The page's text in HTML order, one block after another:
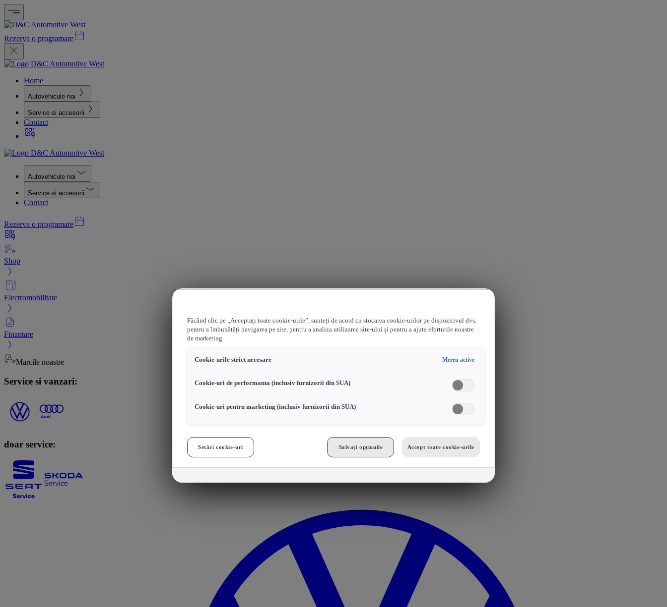
Rezerva o programare
Home
Autovehicule noi
Service si accesorii
Contact
Autovehicule noi
Service si accesorii
Contact
Rezerva o programare
Shop
Electromobilitate
Finantare
Marcile noastre
Service si vanzari:
doar service:
Făcând clic pe „Acceptați toate cookie-urile”, sunteți de acord cu stocarea cookie-urilor pe dispozitivul dvs.
pentru a îmbunătăți navigarea pe site, pentru a analiza utilizarea site-ului și pentru a ajuta eforturile noastre
de marketing.
Cookie-urile strict necesare Mereu active
Cookie-uri de performanta (inclusiv furnizorii din SUA)
Cookie-uri pentru marketing (inclusiv furnizorii din SUA)
Setări cookie-uri Salvați opțiunile Accept toate cookie-urile